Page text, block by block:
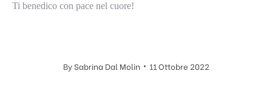
Ti benedico con pace nel cuore!
BySabrina Dal Molin 11 Ottobre 2022